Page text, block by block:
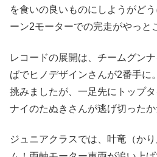
を食いの良いものにしようがど
ーン2モーターでの完走がやっと
レコードの展開は、チームグン
ばでヒノデザインさんが2番手に
挑みましたが、一足先にトップ
ナイのたぬきさんが逃げ切ったか
ジュニアクラスでは、叶竜（か